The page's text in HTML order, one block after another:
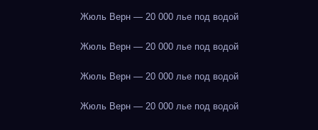
Жюль Верн — 20 000 лье под водой
Жюль Верн — 20 000 лье под водой
Жюль Верн — 20 000 лье под водой
Жюль Верн — 20 000 лье под водой